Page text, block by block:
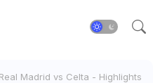
Real Madrid vs Celta - Highlights